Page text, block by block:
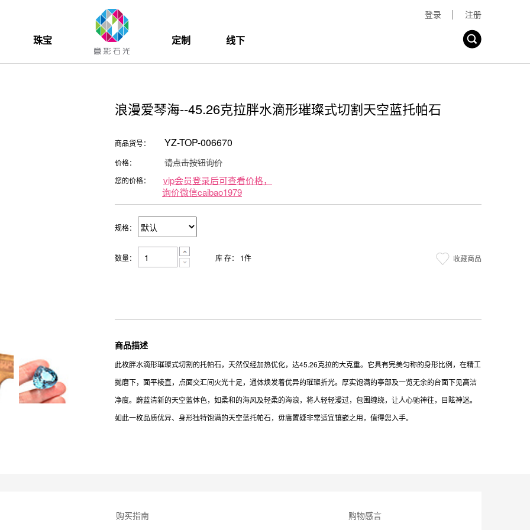
珠宝 定制 线下
登录 注册
浪漫爱琴海--45.26克拉胖水滴形璀璨式切割天空蓝托帕石
商品货号： YZ-TOP-006670
价格： 请点击按钮询价
您的价格：
vip会员登录后可查看价格，
询价微信caibao1979
规格：
数量： 库 存： 1件 收藏商品
商品描述
此枚胖水滴形璀璨式切割的托帕石，天然仅经加热优化，达45.26克拉的大克重。它具有完美匀称的身形比例，在精工
抛磨下，面平棱直，点面交汇间火光十足，通体焕发着优异的璀璨折光。厚实饱满的亭部及一览无余的台面下见高洁
净度。蔚蓝清新的天空蓝体色，如柔和的海风及轻柔的海浪，将人轻轻漫过，包围缠绕，让人心驰神往，目眩神迷。
如此一枚品质优异、身形独特饱满的天空蓝托帕石，毋庸置疑非常适宜镶嵌之用，值得您入手。
购买指南 购物感言